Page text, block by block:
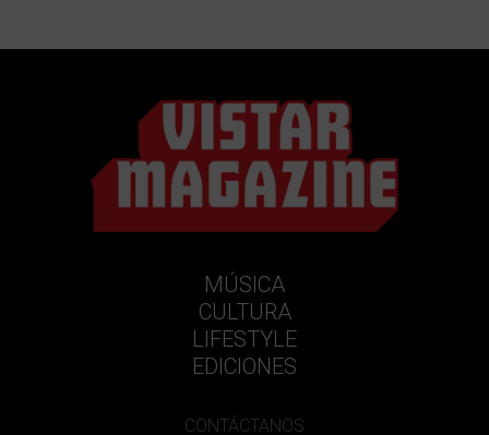
MÚSICA
CULTURA
LIFESTYLE
EDICIONES
CONTÁCTANOS